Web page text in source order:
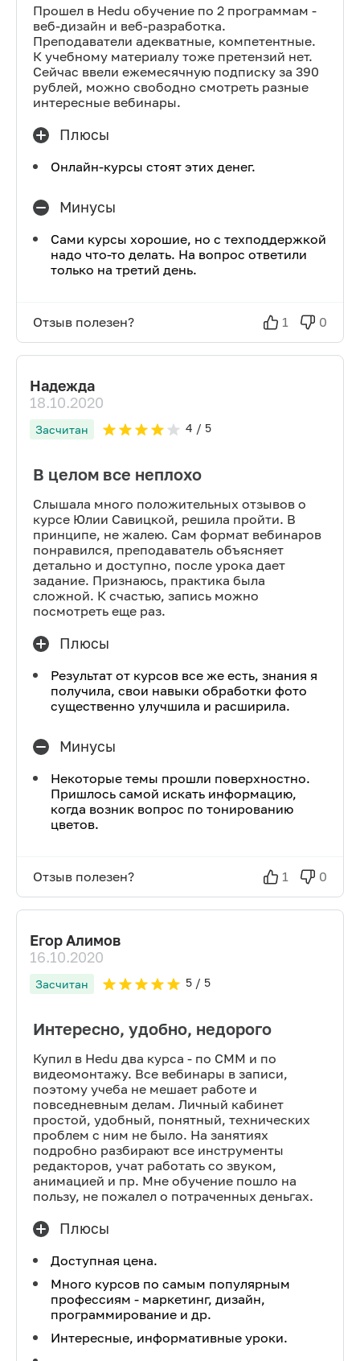
Прошел в Hedu обучение по 2 программам -
веб-дизайн и веб-разработка.
Преподаватели адекватные, компетентные.
К учебному материалу тоже претензий нет.
Сейчас ввели ежемесячную подписку за 390
рублей, можно свободно смотреть разные
интересные вебинары.
Плюсы
Онлайн-курсы стоят этих денег.
Минусы
Сами курсы хорошие, но с техподдержкой
надо что-то делать. На вопрос ответили
только на третий день.
Отзыв полезен? 1 0
Надежда
18.10.2020
Засчитан 4 / 5
В целом все неплохо
Слышала много положительных отзывов о
курсе Юлии Савицкой, решила пройти. В
принципе, не жалею. Сам формат вебинаров
понравился, преподаватель объясняет
детально и доступно, после урока дает
задание. Признаюсь, практика была
сложной. К счастью, запись можно
посмотреть еще раз.
Плюсы
Результат от курсов все же есть, знания я
получила, свои навыки обработки фото
существенно улучшила и расширила.
Минусы
Некоторые темы прошли поверхностно.
Пришлось самой искать информацию,
когда возник вопрос по тонированию
цветов.
Отзыв полезен? 1 0
Егор Алимов
16.10.2020
Засчитан 5/ 5
Интересно, удобно, недорого
Купил в Hedu два курса - по СММ и по
видеомонтажу. Все вебинары в записи,
поэтому учеба не мешает работе и
повседневным делам. Личный кабинет
простой, удобный, понятный, технических
проблем с ним не было. На занятиях
подробно разбирают все инструменты
редакторов, учат работать со звуком,
анимацией и пр. Мне обучение пошло на
пользу, не пожалел о потраченных деньгах.
Плюсы
Доступная цена.
Много курсов по самым популярным
профессиям - маркетинг, дизайн,
программирование и др.
Интересные, информативные уроки.